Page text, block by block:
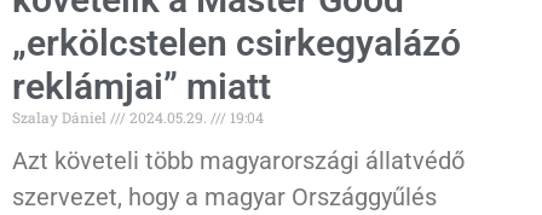
„erkölcstelen csirkegyalázó
reklámjai” miatt
Szalay Dániel 2024.05.29. 19:04
Azt követeli több magyarországi állatvédő
szervezet, hogy a magyar Országgyűlés